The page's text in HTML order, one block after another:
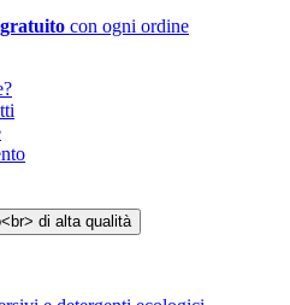
con ogni ordine